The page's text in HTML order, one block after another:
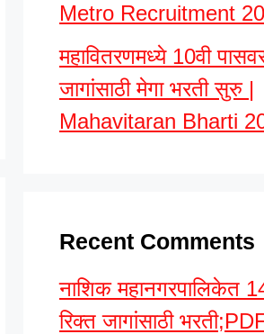
Metro Recruitment
महावितरणमध्ये 10वी
जागांसाठी मेगा भरती सुरु |
Mahavitaran Bharti
Recent Comments
नाशिक महानगरपालिकेत
रिक्त जागांसाठी